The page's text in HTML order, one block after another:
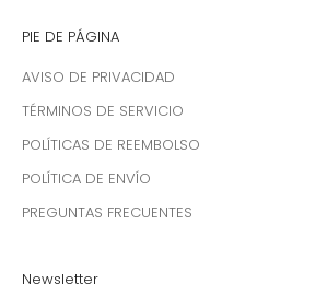
PIE DE PÁGINA
AVISO DE PRIVACIDAD
TÉRMINOS DE SERVICIO
POLÍTICAS DE REEMBOLSO
POLÍTICA DE ENVÍO
PREGUNTAS FRECUENTES
Newsletter